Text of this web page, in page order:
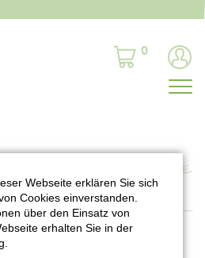
0
dem Laufenden:
Webseite erklären Sie sich
Cookies einverstanden.
über den Einsatz von
erhalten Sie in der